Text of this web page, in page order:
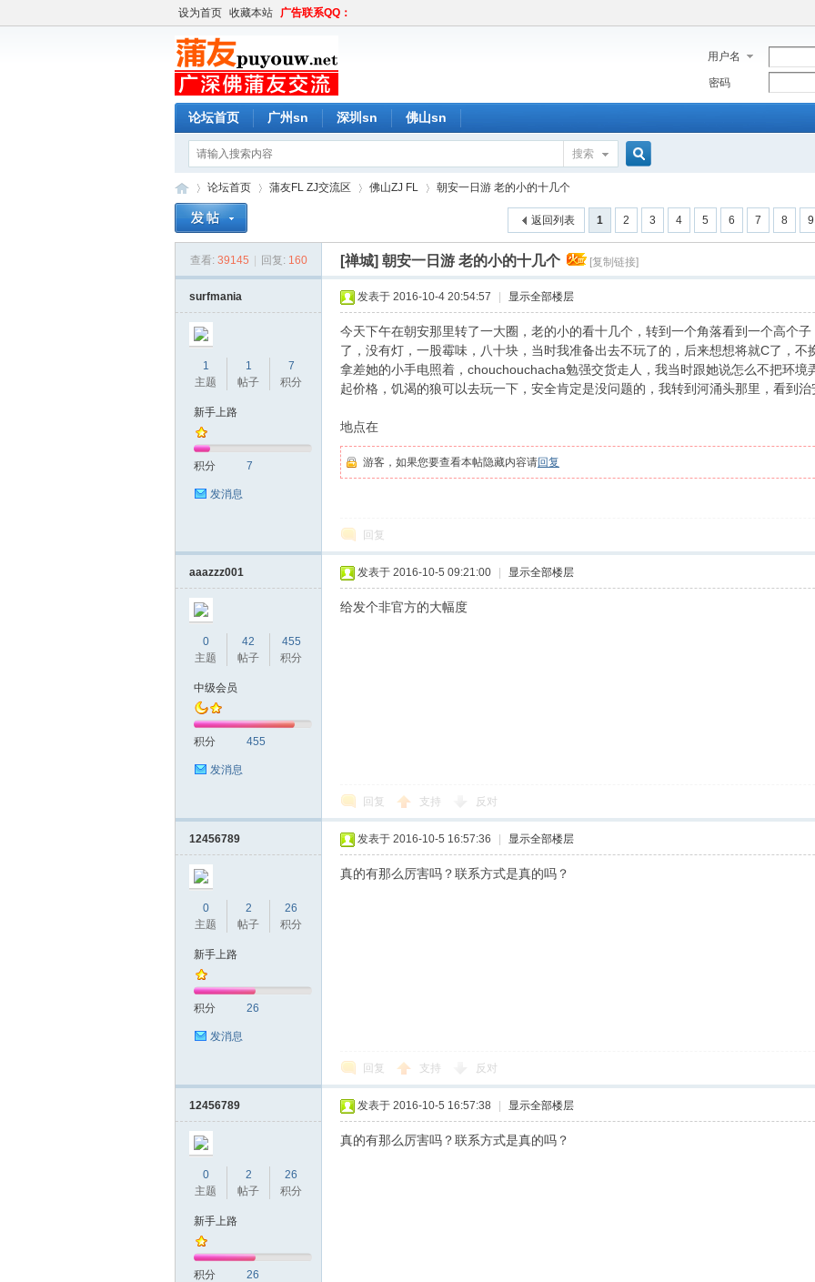
设为首页 收藏本站 广告联系QQ：
用户名
密码
论坛首页 广州sn 深圳sn 佛山sn
搜索
索
»
论坛首页 蒲友FL ZJ交流区
›
佛山ZJ FL 朝安一日游 老的小的十几个
1 2 3 4 5 6 7 8 9
返回列表
查看: 39145 回复: 160 [禅城] 朝安一日游 老的小的十几个 [复制链接]
surfmania
1
主题
1
帖子
7
积分
新手上路
积分 7
发消息
发表于 2016-10-4 20:54:57 显示全部楼层
今天下午在朝安那里转了一大圈，老的小的看十几个，转到一个角落看到一个高个
了，没有灯，一股霉味，八十块，当时我准备出去不玩了的，后来想想将就C了，
拿差她的小手电照着，chouchouchacha勉强交货走人，我当时跟她说怎么不把环境
起价格，饥渴的狼可以去玩一下，安全肯定是没问题的，我转到河涌头那里，看到
地点在
游客，如果您要查看本帖隐藏内容请回复
回复
aaazzz001
0
主题
42
帖子
455
积分
中级会员
积分 455
发消息
发表于 2016-10-5 09:21:00 显示全部楼层
给发个非官方的大幅度
回复 支持 反对
12456789
0
主题
2
帖子
26
积分
新手上路
积分 26
发消息
发表于 2016-10-5 16:57:36 显示全部楼层
真的有那么厉害吗？联系方式是真的吗？
回复 支持 反对
12456789
0
主题
2
帖子
26
积分
新手上路
积分 26
发表于 2016-10-5 16:57:38 显示全部楼层
真的有那么厉害吗？联系方式是真的吗？